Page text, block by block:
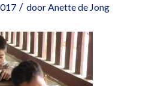
/ doorAnette de Jong